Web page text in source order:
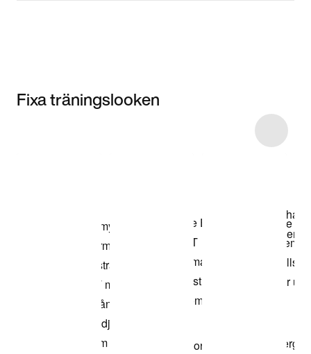
Fixa träningslooken